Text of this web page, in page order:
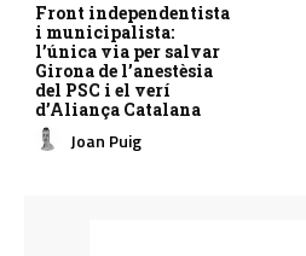
Front independentista
i municipalista:
l’única via per salvar
Girona de l’anestèsia
del PSC i el verí
d’Aliança Catalana
Joan Puig